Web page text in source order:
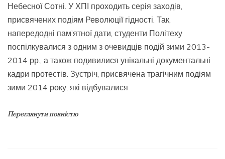
Небесної Сотні. У ХПІ проходить серія заходів,
присвячених подіям Революції гідності. Так,
напередодні пам’ятної дати, студенти Політеху
поспілкувалися з одним з очевидців подій зими 2013-
2014 рр., а також подивилися унікальні документальні
кадри протестів. Зустріч, присвячена трагічним подіям
зими 2014 року, які відбувалися
Переглянути повністю